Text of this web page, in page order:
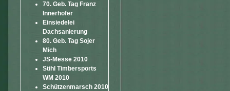
70. Geb. Tag Franz
Innerhofer
Einsiedelei
Dachsanierung
80. Geb. Tag Sojer
Mich
JS-Messe 2010
Stihl Timbersports
WM 2010
Schützenmarsch 2010